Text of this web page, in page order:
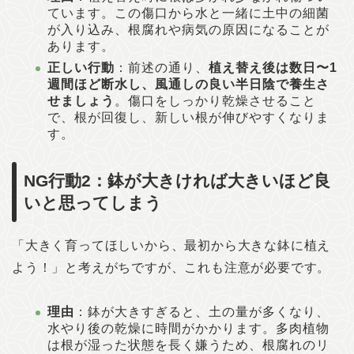
ています。この傷口から水と一緒に土中の細菌
が入り込み、根腐れや病気の原因になることが
あります。
正しい行動 ：前述の通り、 植え替え後は数日〜1
週間ほど断水し、風通しの良い半日陰で養生さ
せましょう 。傷口をしっかり乾燥させること
で、根が回復し、新しい根が伸びやすくなりま
す。
NG行動2：鉢が大きければ大きいほど良
いと思ってしまう
「大きく育ってほしいから、最初から大きな鉢に植え
よう！」と考えがちですが、これも注意が必要です。
理由 ：鉢が大きすぎると、土の量が多くなり、
水やり後の乾燥に時間がかかります。多肉植物
は根が湿った状態を長く嫌うため、根腐れのリ